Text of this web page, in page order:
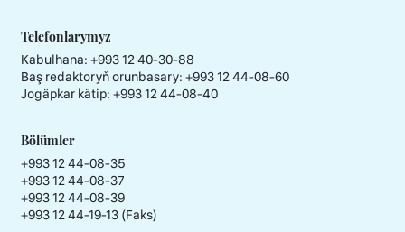
Telefonlarymyz
Kabulhana: +993 12 40-30-88
Baş redaktoryň orunbasary: +993 12 44-08-60
Jogäpkar kätip: +993 12 44-08-40
Bölümler
+993 12 44-08-35
+993 12 44-08-37
+993 12 44-08-39
+993 12 44-19-13 (Faks)